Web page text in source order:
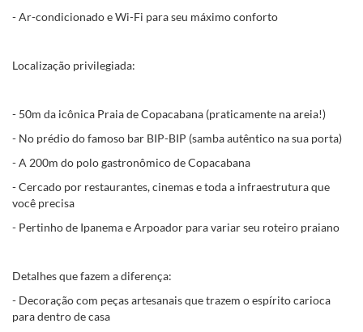
- Ar-condicionado e Wi-Fi para seu máximo conforto
Localização privilegiada:
- 50m da icônica Praia de Copacabana (praticamente na areia!)
- No prédio do famoso bar BIP-BIP (samba autêntico na sua porta)
- A 200m do polo gastronômico de Copacabana
- Cercado por restaurantes, cinemas e toda a infraestrutura que
você precisa
- Pertinho de Ipanema e Arpoador para variar seu roteiro praiano
Detalhes que fazem a diferença:
- Decoração com peças artesanais que trazem o espírito carioca
para dentro de casa